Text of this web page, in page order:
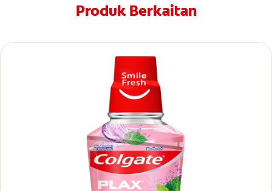
Produk Berkaitan